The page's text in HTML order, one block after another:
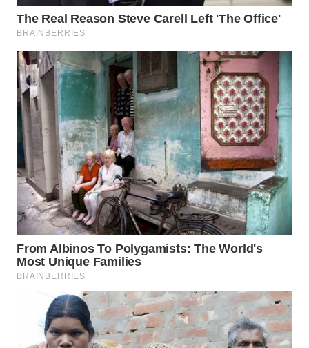
WN
SURABAYA
WN
NATUNA
WN
BINTAN
WN
MANDALIKA
WN
LIKUPANG
WN
LABUANBAJO
WN